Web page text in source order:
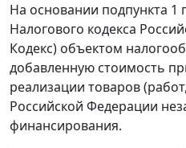
На основании подпункта 1
Налогового кодекса
Кодекс) объектом
добавленную стоимость
реализации товаров
Российской Федерации
финансирования.